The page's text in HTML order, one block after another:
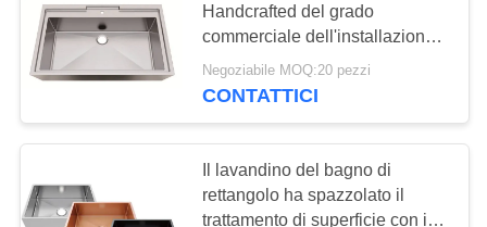
CONTATTICI
UNA
CITAZIONE
Lavandino di cucina
dell'acciaio
inossidabile di
Undermount
26
Handcrafted del grado
commerciale dell'installazione
di Undermount del lavandino
del bagno
Negoziabile MOQ:20 pezzi
CONTATTICI
Il lavandino del bagno di
rettangolo ha spazzolato il
trattamento di superficie con il